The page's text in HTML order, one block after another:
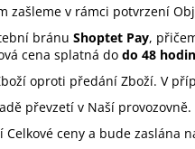
v rámci potvrzení
bránu Shoptet Pay,
cena splatná do do 48
oproti předání Zboží. V
převzetí v Naší
ceny a bude